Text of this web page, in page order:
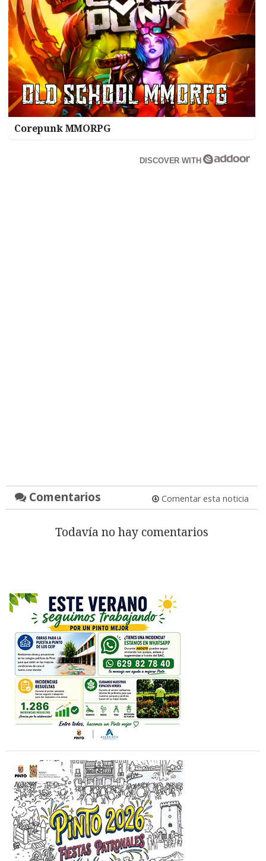
Corepunk MMORPG
DISCOVER WITH
Comentarios Comentar esta noticia
Todavía no hay comentarios